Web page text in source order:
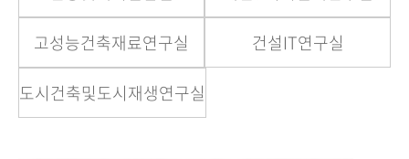
고성능건축재료연구실 건설IT연구실
도시건축및도시재생연구실